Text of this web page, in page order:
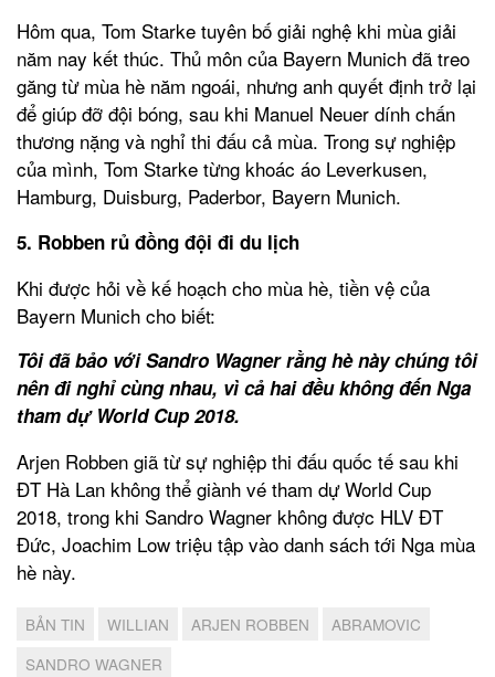
Hôm qua, Tom Starke tuyên bố giải nghệ khi mùa giải
năm nay kết thúc. Thủ môn của Bayern Munich đã treo
găng từ mùa hè năm ngoái, nhưng anh quyết định trở lại
để giúp đỡ đội bóng, sau khi Manuel Neuer dính chấn
thương nặng và nghỉ thi đấu cả mùa. Trong sự nghiệp
của mình, Tom Starke từng khoác áo Leverkusen,
Hamburg, Duisburg, Paderbor, Bayern Munich.
5. Robben rủ đồng đội đi du lịch
Khi được hỏi về kế hoạch cho mùa hè, tiền vệ của
Bayern Munich cho biết:
Tôi đã bảo với Sandro Wagner rằng hè này chúng tôi
nên đi nghỉ cùng nhau, vì cả hai đều không đến Nga
tham dự World Cup 2018.
Arjen Robben giã từ sự nghiệp thi đấu quốc tế sau khi
ĐT Hà Lan không thể giành vé tham dự World Cup
2018, trong khi Sandro Wagner không được HLV ĐT
Đức, Joachim Low triệu tập vào danh sách tới Nga mùa
hè này.
BẢN TIN WILLIAN ARJEN ROBBEN
ABRAMOVIC
SANDRO WAGNER